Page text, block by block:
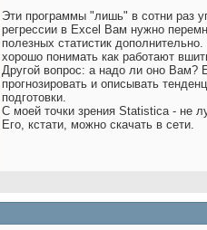
Эти программы "лишь" в сотни раз
регрессии в Excel Вам нужно
полезных статистик
хорошо понимать как работают
Другой вопрос: а надо ли оно Вам?
прогнозировать и описывать
подготовки.
С моей точки зрения Statistica - не
Его, кстати, можно скачать в сети.